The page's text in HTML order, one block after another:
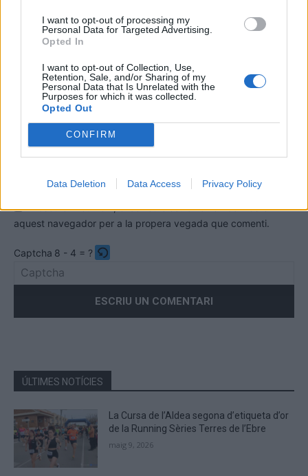
I want to opt-out of processing my
Personal Data for Targeted Advertising.
Opted In
I want to opt-out of Collection, Use,
Retention, Sale, and/or Sharing of my
Personal Data that Is Unrelated with the
Purposes for which it was collected.
Opted Out
CONFIRM
Data Deletion Data Access Privacy Policy
Comentari:
Deseu el meu nom, el correu electrònic i el lloc web en
aquest navegador per a la propera vegada que comenti.
Captcha 8 - 4 = ?
the
the
CAPTCHA
to
verify
that
you
ÚLTIMES NOTÍCIES
La Cursa de l’Aldea segona d’etiqueta d’or
de la Running Sèries Terres de l’Ebre
maig 9, 2026